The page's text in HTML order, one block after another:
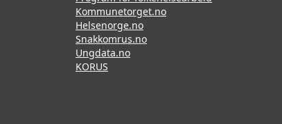
Kommunetorget.no
Helsenorge.no
Snakkomrus.no
Ungdata.no
KORUS